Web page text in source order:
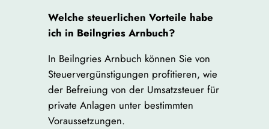
Welche steuerlichen Vorteile habe
ich in Beilngries Arnbuch?
In Beilngries Arnbuch können Sie von
Steuervergünstigungen profitieren, wie
der Befreiung von der Umsatzsteuer für
private Anlagen unter bestimmten
Voraussetzungen.